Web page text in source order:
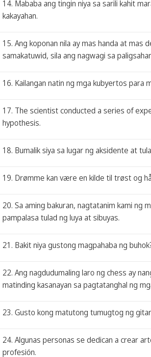
14. Mababa ang tingin niya sa sarili kahit
kakayahan.
15. Ang koponan nila ay mas handa at mas
samakatuwid, sila ang nagwagi sa
16. Kailangan natin ng mga kubyertos para
17. The scientist conducted a series of
hypothesis.
18. Bumalik siya sa lugar ng aksidente at
19. Drømme kan være en kilde til trøst og
20. Sa aming bakuran, nagtatanim kami ng
pampalasa tulad ng luya at sibuyas.
21. Bakit niya gustong magpahaba ng
22. Ang nagdudumaling laro ng chess ay
matinding kasanayan sa pagtatanghal ng
23. Gusto kong matutong tumugtog ng
24. Algunas personas se dedican a crear
profesión.